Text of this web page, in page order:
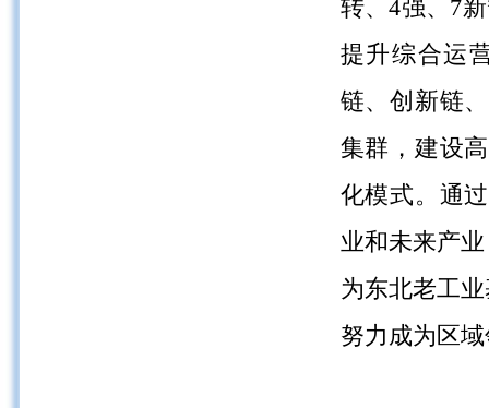
转、4强、7
提升综合运
链、创新链
集群，建设
化模式。通
业和未来产
为东北老工
努力成为区